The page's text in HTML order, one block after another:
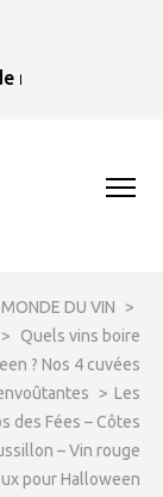
redécouvrir
DU VIN
>
> Quels vins boire
? Nos 4 cuvées
> Les
des Fées – Côtes
– Vin rouge
pour Halloween